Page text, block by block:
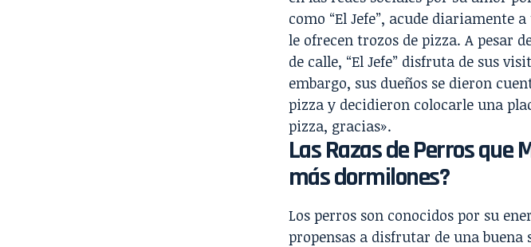
como “El Jefe”, acude diariamente
le ofrecen trozos de pizza. A pesar
de calle, “El Jefe” disfruta de sus
embargo, sus dueños se dieron
pizza y decidieron colocarle una
pizza, gracias».
Las Razas de Perros que
más dormilones?
Los perros son conocidos por su
propensas a disfrutar de una buena